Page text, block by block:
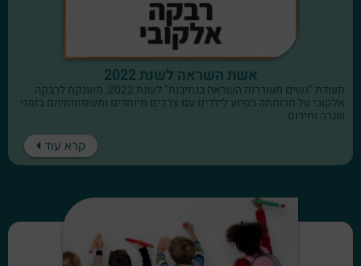
אשת השראה לשנת 2022
תעודת "נשים מעוררות השראה בנתיבות" לשנת 2022, מוענקת לרבקה
אלקובי על תרומתה בסיוע לילדים עם צרכים מיוחדים ומשפחותיהם בזמני
שגרה וחירום.
קרא עוד